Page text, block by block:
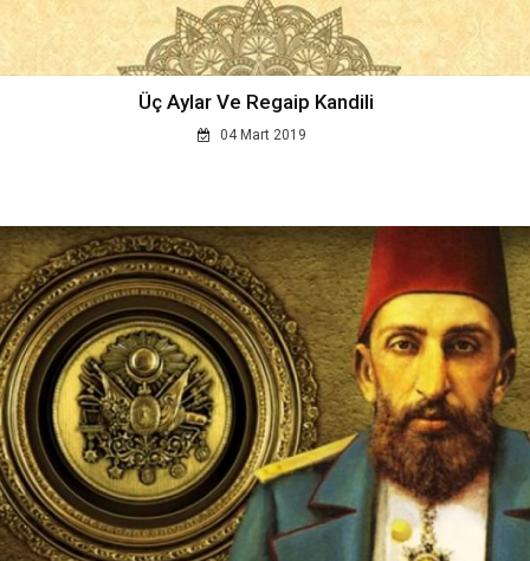
Üç Aylar Ve Regaip Kandili
04 Mart 2019